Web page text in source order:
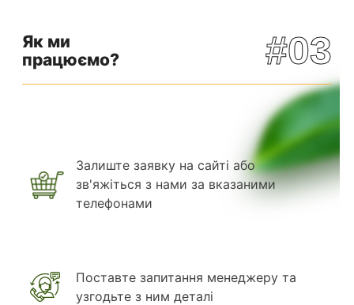
Як ми
працюємо?
#03
Залиште заявку на сайті або
зв'яжіться з нами за вказаними
телефонами
Поставте запитання менеджеру та
узгодьте з ним деталі